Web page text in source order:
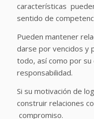
características
sentido de
Pueden mantener
darse por vencidos y
todo, así como por
responsabilidad.
Si su motivación de
construir relaciones
compromiso.